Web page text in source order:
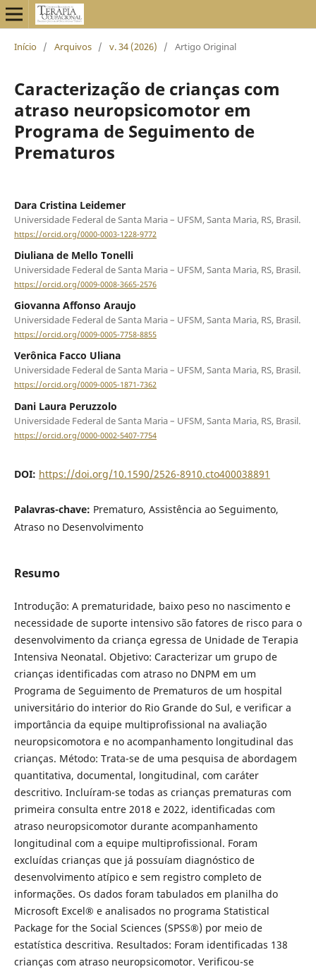
Início / Arquivos / v. 34 (2026) / Artigo Original
Caracterização de crianças com
atraso neuropsicomotor em
Programa de Seguimento de
Prematuros
Dara Cristina Leidemer
Universidade Federal de Santa Maria – UFSM, Santa Maria, RS, Brasil.
https://orcid.org/0000-0003-1228-9772
Diuliana de Mello Tonelli
Universidade Federal de Santa Maria – UFSM, Santa Maria, RS, Brasil.
https://orcid.org/0009-0008-3665-2576
Giovanna Affonso Araujo
Universidade Federal de Santa Maria – UFSM, Santa Maria, RS, Brasil.
https://orcid.org/0009-0005-7758-8855
Verônica Facco Uliana
Universidade Federal de Santa Maria – UFSM, Santa Maria, RS, Brasil.
https://orcid.org/0009-0005-1871-7362
Dani Laura Peruzzolo
Universidade Federal de Santa Maria – UFSM, Santa Maria, RS, Brasil.
https://orcid.org/0000-0002-5407-7754
DOI: https://doi.org/10.1590/2526-8910.cto400038891
Palavras-chave: Prematuro, Assistência ao Seguimento,
Atraso no Desenvolvimento
Resumo
Introdução: A prematuridade, baixo peso no nascimento e
necessidade de suporte intensivo são fatores de risco para o
desenvolvimento da criança egressa de Unidade de Terapia
Intensiva Neonatal. Objetivo: Caracterizar um grupo de
crianças identificadas com atraso no DNPM em um
Programa de Seguimento de Prematuros de um hospital
universitário do interior do Rio Grande do Sul, e verificar a
importância da equipe multiprofissional na avaliação
neuropsicomotora e no acompanhamento longitudinal das
crianças. Método: Trata-se de uma pesquisa de abordagem
quantitativa, documental, longitudinal, com caráter
descritivo. Incluíram-se todas as crianças prematuras com
primeira consulta entre 2018 e 2022, identificadas com
atraso neuropsicomotor durante acompanhamento
longitudinal com a equipe multiprofissional. Foram
excluídas crianças que já possuíam diagnóstico de
desenvolvimento atípico e sem registro completo de
informações. Os dados foram tabulados em planilha do
Microsoft Excel® e analisados no programa Statistical
Package for the Social Sciences (SPSS®) por meio de
estatística descritiva. Resultados: Foram identificadas 138
crianças com atraso neuropsicomotor. Verificou-se